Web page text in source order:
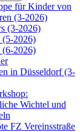
für Kinder von
(3-2026)
(3-2026)
(5-2026)
(6-2026)
in Düsseldorf (3-
Wichtel und
FZ Vereinsstraße